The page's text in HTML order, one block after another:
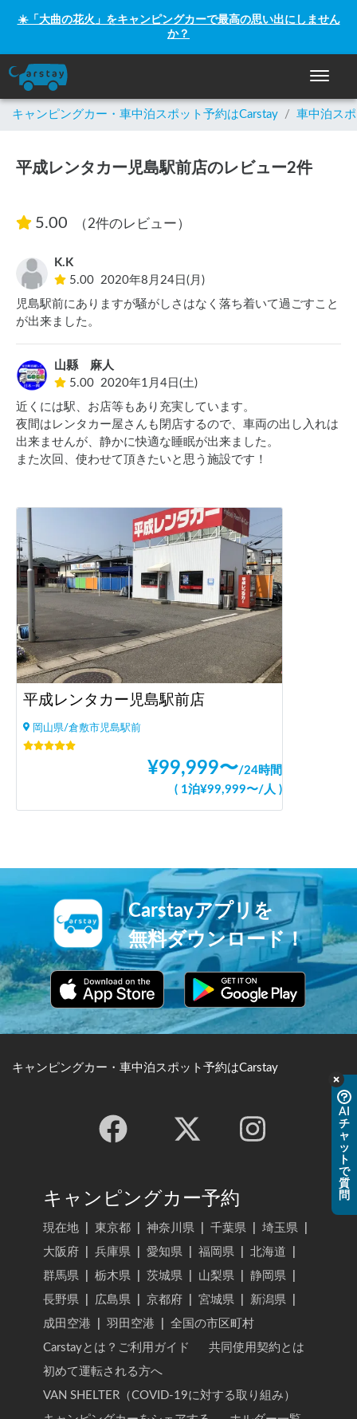
☀️「大曲の花火」をキャンピングカーで最高の思い出にしません
か？
ナビゲ
キャンピングカー・車中泊スポット予約はCarstay / 車中泊ス
平成レンタカー児島駅前店のレビュー2件
5.00 （2件のレビュー）
K.K
5.00 2020年8月24日(月)
児島駅前にありますが騒がしさはなく落ち着いて過ごすこと
が出来ました。
山縣 麻人
5.00 2020年1月4日(土)
近くには駅、お店等もあり充実しています。
夜間はレンタカー屋さんも閉店するので、車両の出し入れは
出来ませんが、静かに快適な睡眠が出来ました。
また次回、使わせて頂きたいと思う施設です！
平成レンタカー児島駅前店
岡山県/倉敷市児島駅前
¥99,999〜/24時間
( 1泊¥99,999〜/ 人 )
AI
チ
ャ
ッ
ト
で
質
問
Carstayアプリを
無料ダウンロード！
キャンピングカー・車中泊スポット予約はCarstay
キャンピングカー予約
現在地 東京都 神奈川県 千葉県 埼玉県
大阪府
兵庫県 愛知県 福岡県 北海道
群馬県
栃木県 茨城県 山梨県 静岡県
長野県
広島県 京都府 宮城県 新潟県
成田空港
羽田空港
全国の市区町村
Carstayとは？ご利用ガイド
共同使用契約とは
初めて運転される方へ
VAN SHELTER（COVID-19に対する取り組み）